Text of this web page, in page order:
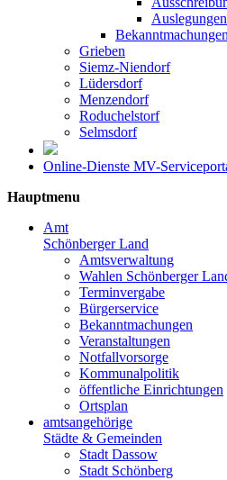
Grieben
Siemz-Niendorf
Lüdersdorf
Menzendorf
Roduchelstorf
Selmsdorf
Online-Dienste MV-
Hauptmenu
Amt
Schönberger Land
Amtsverwaltung
Wahlen Schönberger
Terminvergabe
Bürgerservice
Bekanntmachungen
Veranstaltungen
Notfallvorsorge
Kommunalpolitik
öffentliche Einrichtungen
Ortsplan
amtsangehörige
Städte & Gemeinden
Stadt Dassow
Stadt Schönberg